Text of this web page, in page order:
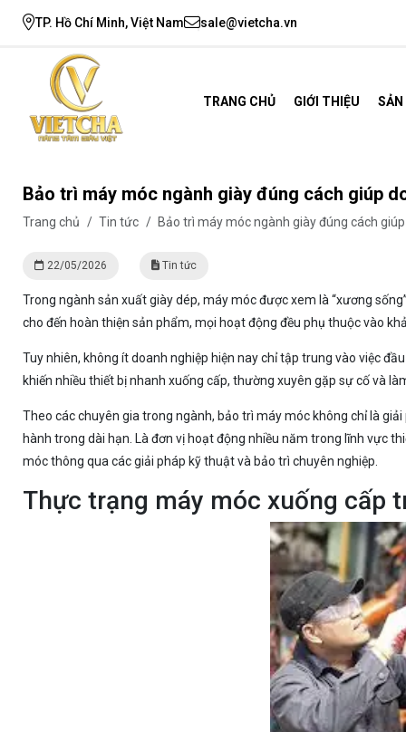
TP. Hồ Chí Minh, Việt Nam sale@vietcha.vn
TRANG CHỦ GIỚI THIỆU
Bảo trì máy móc ngành giày đúng cách giúp
Trang chủ / Tin tức / Bảo trì máy móc ngành giày đúng cách
22/05/2026 Tin tức
Trong ngành sản xuất giày dép, máy móc được xem là “xương
cho đến hoàn thiện sản phẩm, mọi hoạt động đều phụ thuộc vào
Tuy nhiên, không ít doanh nghiệp hiện nay chỉ tập trung vào việc
khiến nhiều thiết bị nhanh xuống cấp, thường xuyên gặp sự cố và
Theo các chuyên gia trong ngành, bảo trì máy móc không chỉ là
hành trong dài hạn. Là đơn vị hoạt động nhiều năm trong lĩnh vực
móc thông qua các giải pháp kỹ thuật và bảo trì chuyên nghiệp.
Thực trạng máy móc xuống cấp